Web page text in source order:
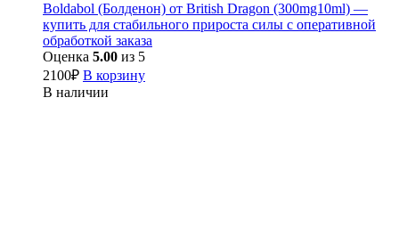
Boldabol (Болденон) от British Dragon (300mg10ml) —
купить для стабильного прироста силы с оперативной
обработкой заказа
Оценка 5.00 из 5
2100₽ В корзину
В наличии